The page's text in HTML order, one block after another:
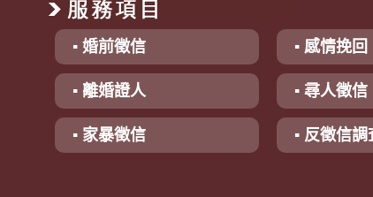
▪ 婚前徵信 ▪ 感情挽回
▪ 離婚證人 ▪ 尋人徵信
▪ 家暴徵信 ▪ 反徵信調